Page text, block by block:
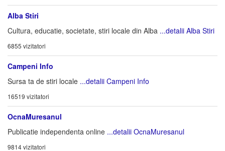
Alba Stiri
Cultura, educatie, societate, stiri locale din Alba ...detalii Alba Stiri
6855 vizitatori
Campeni Info
Sursa ta de stiri locale ...detalii Campeni Info
16519 vizitatori
OcnaMuresanul
Publicatie independenta online ...detalii OcnaMuresanul
9814 vizitatori